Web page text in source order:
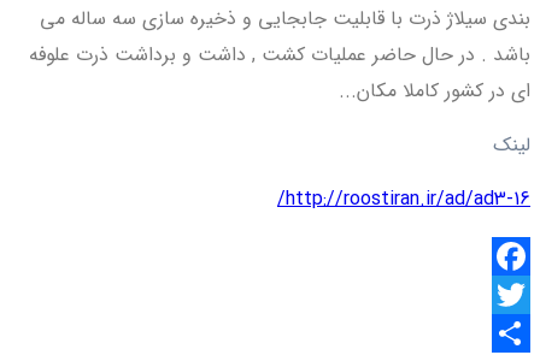
بندی سیلاژ ذرت با قابلیت جابجایی و ذخیره سازی سه ساله می
باشد . در حال حاضر عملیات کشت , داشت و برداشت ذرت علوفه
ای در کشور کاملا مکان...
لینک
http://roostiran.ir/ad/ad3-16/
Facebook
Twitter